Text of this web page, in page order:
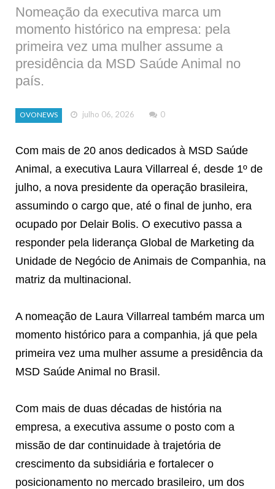
Nomeação da executiva marca um
momento histórico na empresa: pela
primeira vez uma mulher assume a
presidência da MSD Saúde Animal no
país.
OVONEWS julho 06, 2026 0
Com mais de 20 anos dedicados à MSD Saúde
Animal, a executiva Laura Villarreal é, desde 1º de
julho, a nova presidente da operação brasileira,
assumindo o cargo que, até o final de junho, era
ocupado por Delair Bolis. O executivo passa a
responder pela liderança Global de Marketing da
Unidade de Negócio de Animais de Companhia, na
matriz da multinacional.
A nomeação de Laura Villarreal também marca um
momento histórico para a companhia, já que pela
primeira vez uma mulher assume a presidência da
MSD Saúde Animal no Brasil.
Com mais de duas décadas de história na
empresa, a executiva assume o posto com a
missão de dar continuidade à trajetória de
crescimento da subsidiária e fortalecer o
posicionamento no mercado brasileiro, um dos